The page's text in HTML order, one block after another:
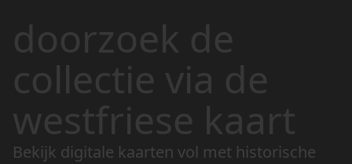
doorzoek de
collectie via de
westfriese kaart
Bekijk digitale kaarten vol met historische